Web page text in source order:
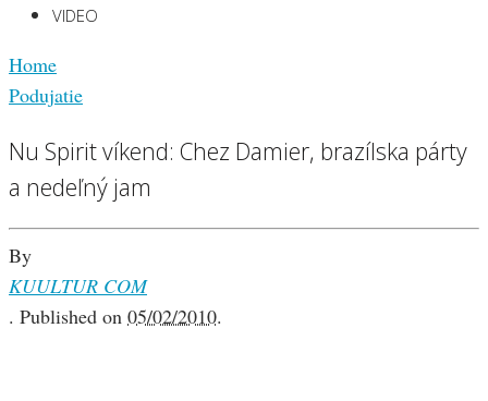
VIDEO
Home
Podujatie
Nu Spirit víkend: Chez Damier, brazílska párty
a nedeľný jam
By
KUULTUR COM
. Published on 05/02/2010.